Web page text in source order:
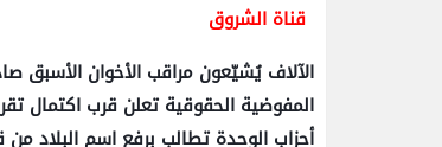
قناة الشروق
الآلاف يُشيّعون مراقب الأخوان الأسبق
المفوضية الحقوقية تعلن قرب اكتمال
أحزاب الوحدة تطالب برفع اسم البلاد من